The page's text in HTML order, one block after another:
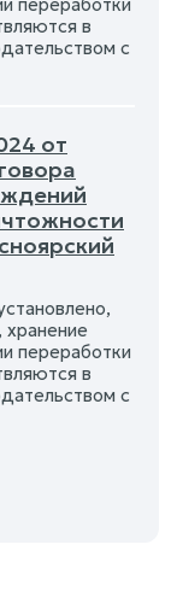
в
с
от
переработки
в
с